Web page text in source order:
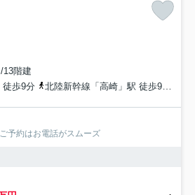
13階建
徒歩9分
北陸新幹線「高崎」駅 徒歩9分
予約はお電話がスムーズ